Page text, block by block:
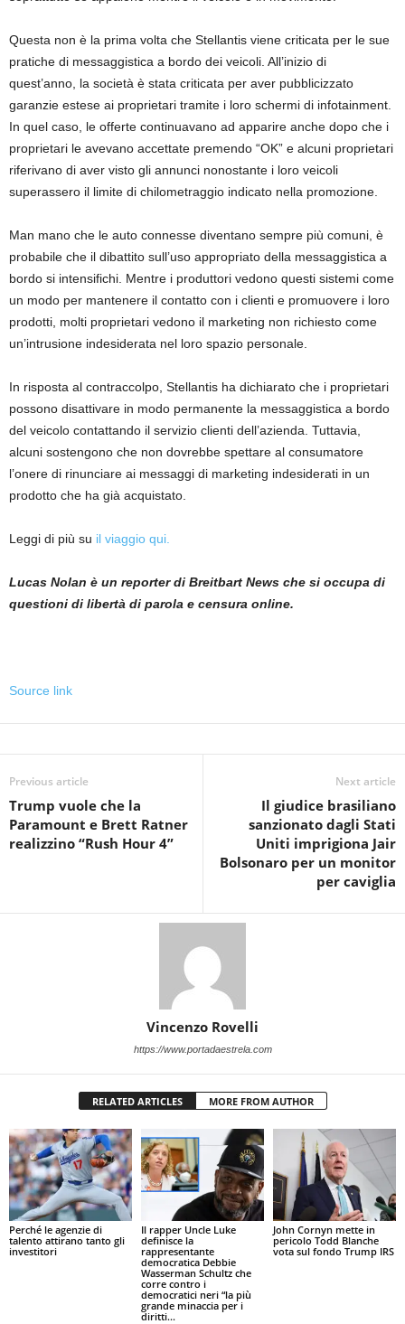
Questa non è la prima volta che Stellantis viene criticata per le sue
pratiche di messaggistica a bordo dei veicoli. All’inizio di
quest’anno, la società è stata criticata per aver pubblicizzato
garanzie estese ai proprietari tramite i loro schermi di infotainment.
In quel caso, le offerte continuavano ad apparire anche dopo che i
proprietari le avevano accettate premendo “OK” e alcuni proprietari
riferivano di aver visto gli annunci nonostante i loro veicoli
superassero il limite di chilometraggio indicato nella promozione.
Man mano che le auto connesse diventano sempre più comuni, è
probabile che il dibattito sull’uso appropriato della messaggistica a
bordo si intensifichi. Mentre i produttori vedono questi sistemi come
un modo per mantenere il contatto con i clienti e promuovere i loro
prodotti, molti proprietari vedono il marketing non richiesto come
un’intrusione indesiderata nel loro spazio personale.
In risposta al contraccolpo, Stellantis ha dichiarato che i proprietari
possono disattivare in modo permanente la messaggistica a bordo
del veicolo contattando il servizio clienti dell’azienda. Tuttavia,
alcuni sostengono che non dovrebbe spettare al consumatore
l’onere di rinunciare ai messaggi di marketing indesiderati in un
prodotto che ha già acquistato.
Leggi di più su il viaggio qui.
Lucas Nolan è un reporter di Breitbart News che si occupa di
questioni di libertà di parola e censura online.
Source link
Previous article
Trump vuole che la
Paramount e Brett Ratner
realizzino “Rush Hour 4”
Next article
Il giudice brasiliano
sanzionato dagli Stati
Uniti imprigiona Jair
Bolsonaro per un monitor
per caviglia
Vincenzo Rovelli
https://www.portadaestrela.com
RELATED ARTICLES MORE FROM AUTHOR
Perché le agenzie di
talento attirano tanto gli
investitori
Il rapper Uncle Luke
definisce la
rappresentante
democratica Debbie
Wasserman Schultz che
corre contro i
democratici neri “la più
grande minaccia per i
diritti...
John Cornyn mette in
pericolo Todd Blanche
vota sul fondo Trump IRS